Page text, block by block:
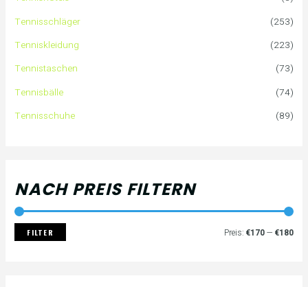
n
a
c
h
Tennisschläger
(253)
Tenniskleidung
(223)
Tennistaschen
(73)
Tennisbälle
(74)
Tennisschuhe
(89)
NACH PREIS FILTERN
e
i
s
e
i
s
FILTER Preis: €170— €180